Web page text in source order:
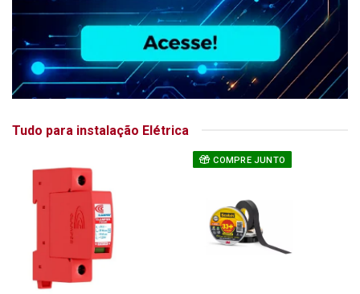
Tudo para instalação Elétrica
COMPRE JUNTO